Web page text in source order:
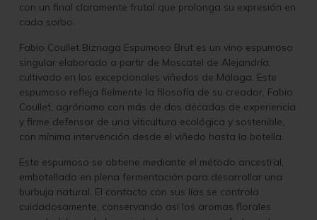
con un final claramente frutal que prolonga su expresión en
cada sorbo.
Fabio Coullet Biznaga Espumoso Brut es un vino espumoso
singular elaborado a partir de Moscatel de Alejandría,
cultivado en los excepcionales viñedos de Málaga. Este
espumoso refleja fielmente la filosofía de su creador, Fabio
Coullet, agrónomo con más de dos décadas de experiencia
y firme defensor de una viticultura ecológica y sostenible,
con mínima intervención desde el viñedo hasta la botella.
Este espumoso se obtiene mediante el método ancestral,
embotellado en plena fermentación para desarrollar una
burbuja natural. El contacto con sus lías se controla
cuidadosamente, conservando así los aromas florales